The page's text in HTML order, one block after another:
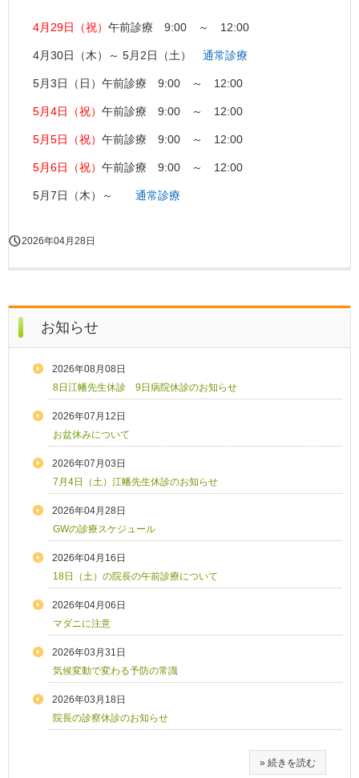
4月29日（祝） 午前診療 9:00 ～ 12:00
4月30日（木）～ 5月2日（土） 通常診療
5月3日（日）午前診療 9:00 ～ 12:00
5月4日（祝） 午前診療 9:00 ～ 12:00
5月5日（祝） 午前診療 9:00 ～ 12:00
5月6日（祝） 午前診療 9:00 ～ 12:00
5月7日（木）～ 通常診療
2026年04月28日
お知らせ
2026年08月08日
8日江幡先生休診 9日病院休診のお知らせ
2026年07月12日
お盆休みについて
2026年07月03日
7月4日（土）江幡先生休診のお知らせ
2026年04月28日
GWの診療スケジュール
2026年04月16日
18日（土）の院長の午前診療について
2026年04月06日
マダニに注意
2026年03月31日
気候変動で変わる予防の常識
2026年03月18日
院長の診察休診のお知らせ
» 続きを読む